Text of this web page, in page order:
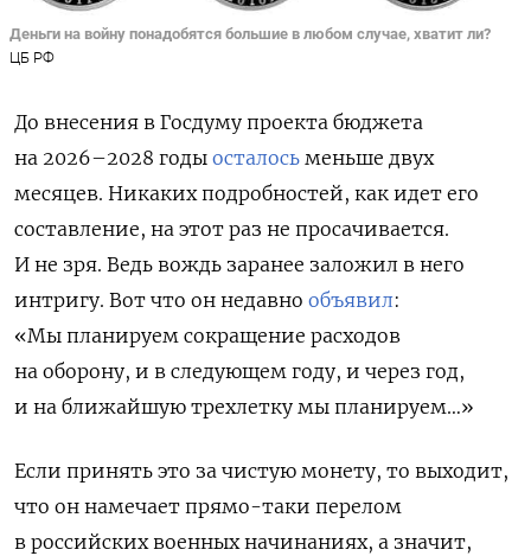
Деньги на войну понадобятся большие в любом случае, хватит ли?
ЦБ РФ
До внесения в Госдуму проекта бюджета
на 2026–2028 годы осталось меньше двух
месяцев. Никаких подробностей, как идет его
составление, на этот раз не просачивается.
И не зря. Ведь вождь заранее заложил в него
интригу. Вот что он недавно объявил:
«Мы планируем сокращение расходов
на оборону, и в следующем году, и через год,
и на ближайшую трехлетку мы планируем…»
Если принять это за чистую монету, то выходит,
что он намечает прямо-таки перелом
в российских военных начинаниях, а значит,